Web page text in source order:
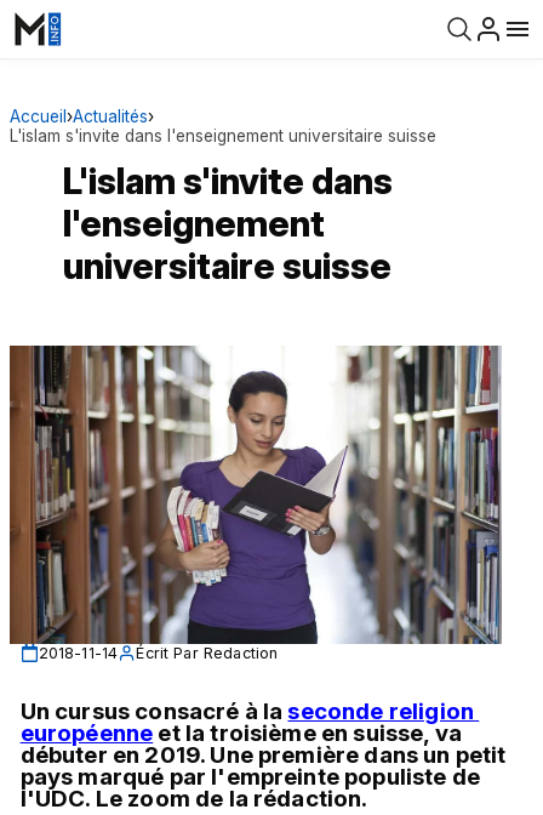
Accueil ›Actualités›
L'islam s'invite dans l'enseignement universitaire suisse
L'islam s'invite dans
l'enseignement
universitaire suisse
2018-11-14 Écrit Par Redaction
Un cursus consacré à la seconde religion
européenne et la troisième en suisse, va
débuter en 2019. Une première dans un petit
pays marqué par l'empreinte populiste de
l'UDC. Le zoom de la rédaction.